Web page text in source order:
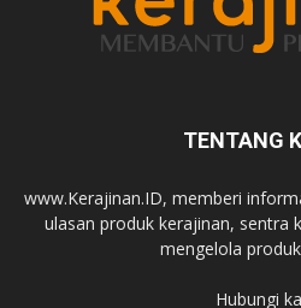
TENTANG
www.Kerajinan.ID, memberi
ulasan produk kerajinan, sentra
mengelola
Hubungi